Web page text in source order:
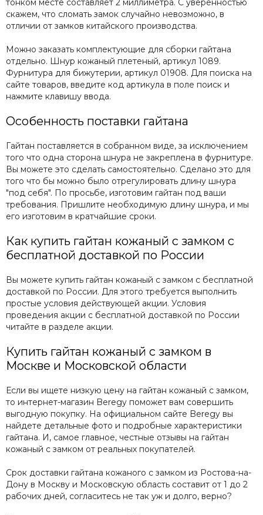
тонком месте составляет 2 миллиметра. С уверенностью
скажем, что сломать замок случайно невозможно, в
отличии от замков китайского производства.
Можно заказать комплектующие для сборки гайтана
отдельно. Шнур кожаный плетеный, артикул 1089.
Фурнитура для бижутерии, артикул 01908. Для поиска на
сайте товаров, введите код артикула в поле поиск и
нажмите клавишу ввода.
Особенность поставки гайтана
Гайтан поставляется в собранном виде, за исключением
того что одна сторона шнура не закреплена в фурнитуре.
Вы можете это сделать самостоятельно. Сделано это для
того что бы можно было отрегулировать длину шнура
"под себя". По просьбе, изготовим гайтан под ваши
требования. Пришлите необходимую длину шнура, и мы
его изготовим в кратчайшие сроки.
Как купить гайтан кожаный с замком с
бесплатной доставкой по России
Вы можете купить гайтан кожаный с замком с бесплатной
доставкой по России. Для этого требуется выполнить
простые условия действующей акции. Условия
проведения акции с бесплатной доставкой по России
читайте в разделе акции.
Купить гайтан кожаный с замком в
Москве и Московской области
Если вы ищете низкую цену на гайтан кожаный с замком,
то интернет-магазин Beregy поможет вам совершить
выгодную покупку. На официальном сайте Beregy вы
найдете детальные фото и подробные характеристики
гайтана. И, самое главное, честные отзывы на гайтан
кожаный с замком от реальных покупателей.
Срок доставки гайтана кожаного с замком из Ростова-на-
Дону в Москву и Московскую область составит от 1 до 2
рабочих дней, согласитесь не так уж и долго, верно?